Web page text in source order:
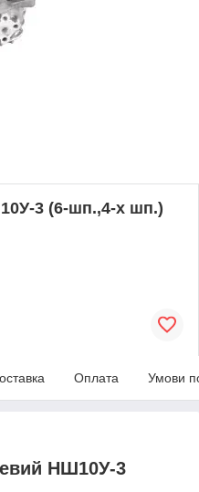
3 (6-шп.,4-х шп.)
Оплата Умови
НШ10У-3